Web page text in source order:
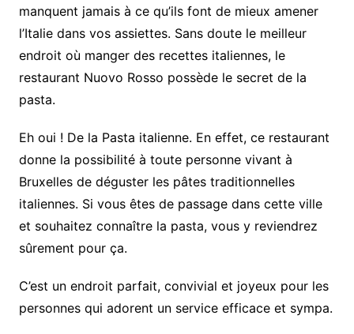
manquent jamais à ce qu’ils font de mieux amener
l’Italie dans vos assiettes. Sans doute le meilleur
endroit où manger des recettes italiennes, le
restaurant Nuovo Rosso possède le secret de la
pasta.
Eh oui ! De la Pasta italienne. En effet, ce restaurant
donne la possibilité à toute personne vivant à
Bruxelles de déguster les pâtes traditionnelles
italiennes. Si vous êtes de passage dans cette ville
et souhaitez connaître la pasta, vous y reviendrez
sûrement pour ça.
C’est un endroit parfait, convivial et joyeux pour les
personnes qui adorent un service efficace et sympa.